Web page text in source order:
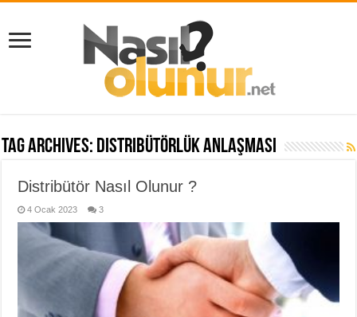
Tag Archives: Distribütörlük Anlaşması
Distribütör Nasıl Olunur ?
4 Ocak 2023 3